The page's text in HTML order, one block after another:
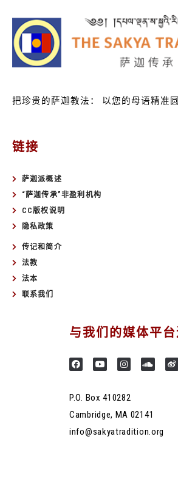
把珍贵的萨迦教法： 以您的母语精准
链接
萨迦派概述
“萨迦传承”非盈利机构
CC版权说明
隐私政策
传记和简介
法教
法本
联系我们
与我们的媒体平
P.O. Box 410282
Cambridge, MA 02141
info@sakyatradition.org